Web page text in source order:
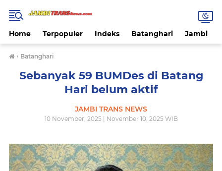
Home Terpopuler Indeks Batanghari Jambi
› Batanghari
Sebanyak 59 BUMDes di Batang
Hari belum aktif
JAMBI TRANS NEWS
10 November, 2025 | November 10, 2025 WIB